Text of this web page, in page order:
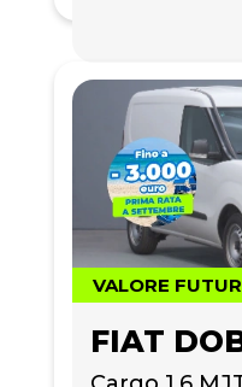
VALORE
FIAT